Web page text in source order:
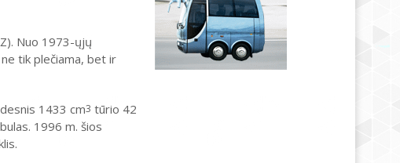
Nuo 1973-ųjų
tik plečiama, bet ir
1433 cm3 tūrio 42
1996 m. šios